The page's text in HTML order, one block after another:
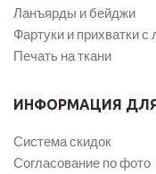
Ланъярды и бейджи
Фартуки и прихватки с
Печать на ткани
ИНФОРМАЦИЯ
Система скидок
Согласование по фото